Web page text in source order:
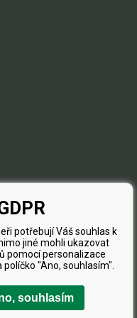
potřebují Váš souhlas k
jiné mohli ukazovat
pomocí personalizace
"Ano, souhlasím".
souhlasím